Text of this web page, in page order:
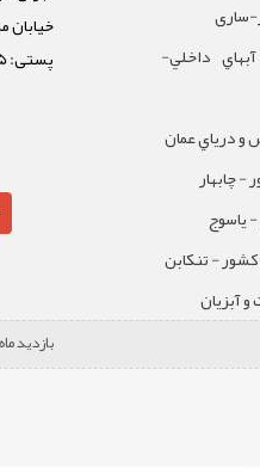
ساری
داخلي-
و درياي عمان
- چابهار
ياسوج
- تنکابن
آبزیان
پستی: 15745-133 و کد پستی: 1588733111
بازدید